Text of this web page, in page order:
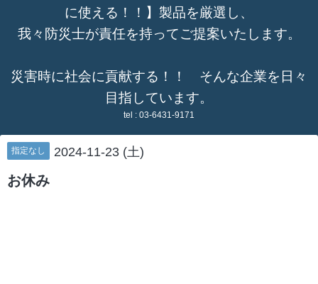
に使える！！】製品を厳選し、
我々防災士が責任を持ってご提案いたします。
災害時に社会に貢献する！！ そんな企業を日々
目指しています。
tel : 03-6431-9171
指定なし 2024-11-23 (土)
お休み